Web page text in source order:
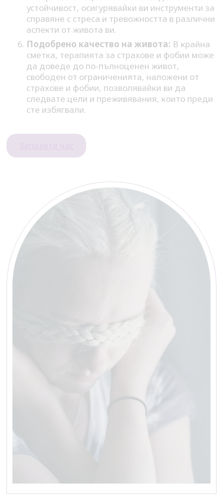
устойчивост, осигурявайки ви инструменти за
справяне с стреса и тревожността в различни
аспекти от живота ви.
Подобрено качество на живота: В крайна
сметка, терапията за страхове и фобии може
да доведе до по-пълноценен живот,
свободен от ограниченията, наложени от
страхове и фобии, позволявайки ви да
следвате цели и преживявания, които преди
сте избягвали.